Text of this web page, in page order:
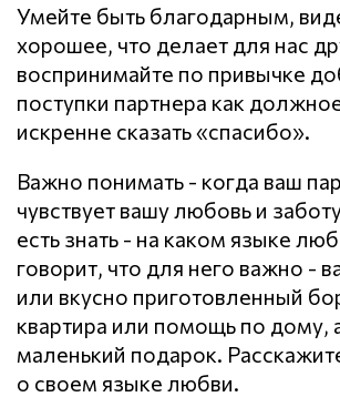
Умейте быть благодарным,
хорошее, что делает для нас
воспринимайте по привычке
поступки партнера как
искренне сказать «спасибо».
Важно понимать - когда ваш
чувствует вашу любовь и
есть знать - на каком языке
говорит, что для него важно -
или вкусно приготовленный
квартира или помощь по дому,
маленький подарок.
о своем языке любви.